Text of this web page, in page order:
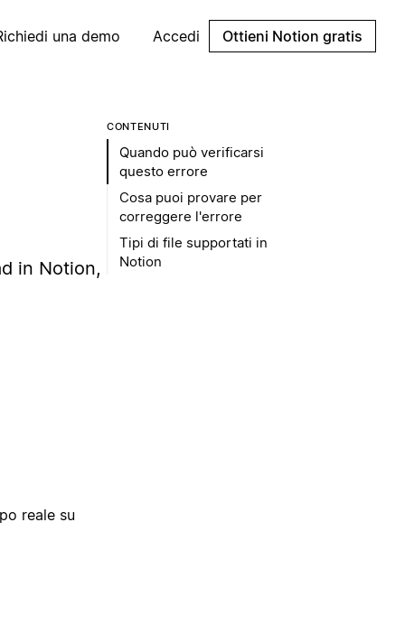
una demo Accedi Ottieni Notion gratis
in Notion,
reale su
CONTENUTI
Quando può verificarsi
questo errore
Cosa puoi provare per
correggere l'errore
Tipi di file supportati in
Notion